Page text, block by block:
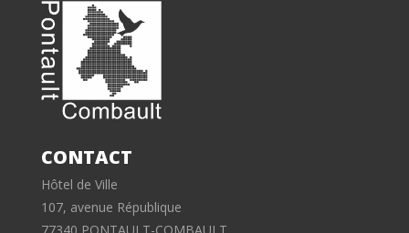
CONTACT
Hôtel de Ville
107, avenue République